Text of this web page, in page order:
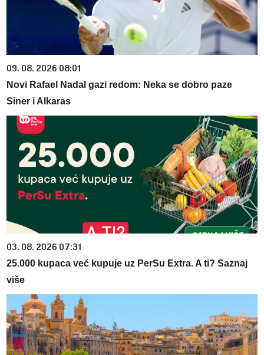
09. 08. 2026 08:01
Novi Rafael Nadal gazi redom: Neka se dobro paze
Siner i Alkaras
03. 08. 2026 07:31
25.000 kupaca već kupuje uz PerSu Extra. A ti? Saznaj
više